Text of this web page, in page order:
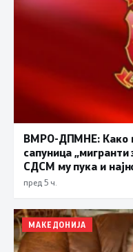
ВМРО-ДПМНЕ: Како
сапуница „мигранти
СДСМ му пука и
прифаќање на
пред 5 ч.
МАКЕДОНИЈА